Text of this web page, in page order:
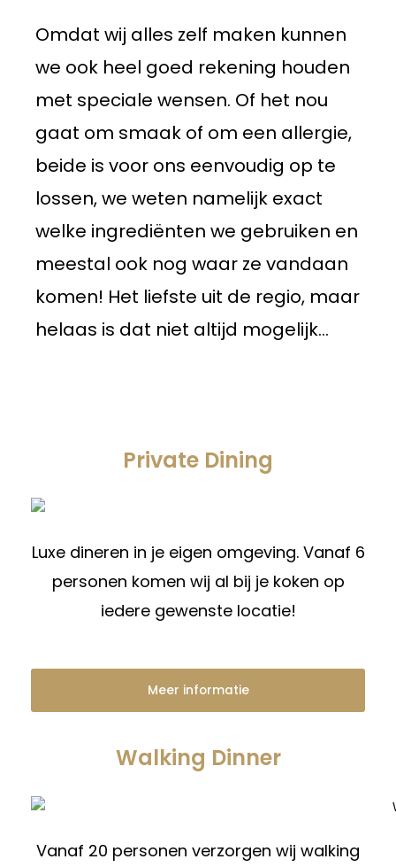
Omdat wij alles zelf maken kunnen
we ook heel goed rekening houden
met speciale wensen. Of het nou
gaat om smaak of om een allergie,
beide is voor ons eenvoudig op te
lossen, we weten namelijk exact
welke ingrediënten we gebruiken en
meestal ook nog waar ze vandaan
komen! Het liefste uit de regio, maar
helaas is dat niet altijd mogelijk…
Private Dining
Luxe dineren in je eigen omgeving. Vanaf 6
personen komen wij al bij je koken op
iedere gewenste locatie!
Meer informatie
Walking Dinner
Vanaf 20 personen verzorgen wij walking